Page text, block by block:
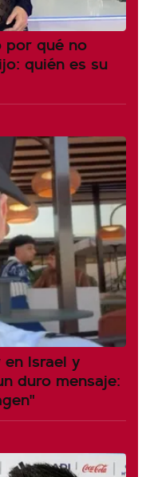
por qué no
quién es su
Israel y
duro mensaje: